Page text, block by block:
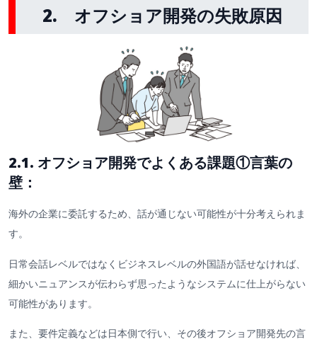
2. オフショア開発の失敗原因
2.1. オフショア開発でよくある課題①言葉の
壁：
海外の企業に委託するため、話が通じない可能性が十分考えられま
す。
日常会話レベルではなくビジネスレベルの外国語が話せなければ、
細かいニュアンスが伝わらず思ったようなシステムに仕上がらない
可能性があります。
また、要件定義などは日本側で行い、その後オフショア開発先の言